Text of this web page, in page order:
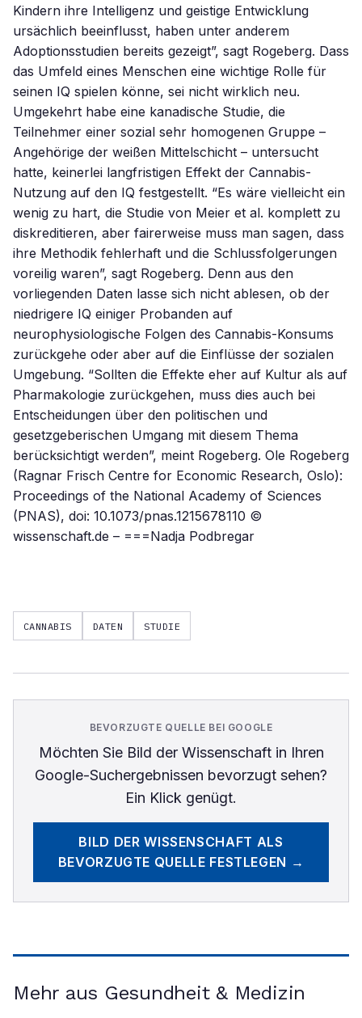
Kindern ihre Intelligenz und geistige Entwicklung
ursächlich beeinflusst, haben unter anderem
Adoptionsstudien bereits gezeigt”, sagt Rogeberg. Dass
das Umfeld eines Menschen eine wichtige Rolle für
seinen IQ spielen könne, sei nicht wirklich neu.
Umgekehrt habe eine kanadische Studie, die
Teilnehmer einer sozial sehr homogenen Gruppe –
Angehörige der weißen Mittelschicht – untersucht
hatte, keinerlei langfristigen Effekt der Cannabis-
Nutzung auf den IQ festgestellt. “Es wäre vielleicht ein
wenig zu hart, die Studie von Meier et al. komplett zu
diskreditieren, aber fairerweise muss man sagen, dass
ihre Methodik fehlerhaft und die Schlussfolgerungen
voreilig waren”, sagt Rogeberg. Denn aus den
vorliegenden Daten lasse sich nicht ablesen, ob der
niedrigere IQ einiger Probanden auf
neurophysiologische Folgen des Cannabis-Konsums
zurückgehe oder aber auf die Einflüsse der sozialen
Umgebung. “Sollten die Effekte eher auf Kultur als auf
Pharmakologie zurückgehen, muss dies auch bei
Entscheidungen über den politischen und
gesetzgeberischen Umgang mit diesem Thema
berücksichtigt werden”, meint Rogeberg. Ole Rogeberg
(Ragnar Frisch Centre for Economic Research, Oslo):
Proceedings of the National Academy of Sciences
(PNAS), doi: 10.1073/pnas.1215678110 ©
wissenschaft.de – ===Nadja Podbregar
CANNABIS DATEN STUDIE
BEVORZUGTE QUELLE BEI GOOGLE
Möchten Sie Bild der Wissenschaftin Ihren
Google-Suchergebnissen bevorzugt sehen?
Ein Klick genügt.
BILD DER WISSENSCHAFT ALS
BEVORZUGTE QUELLE FESTLEGEN →
Mehr aus Gesundheit & Medizin